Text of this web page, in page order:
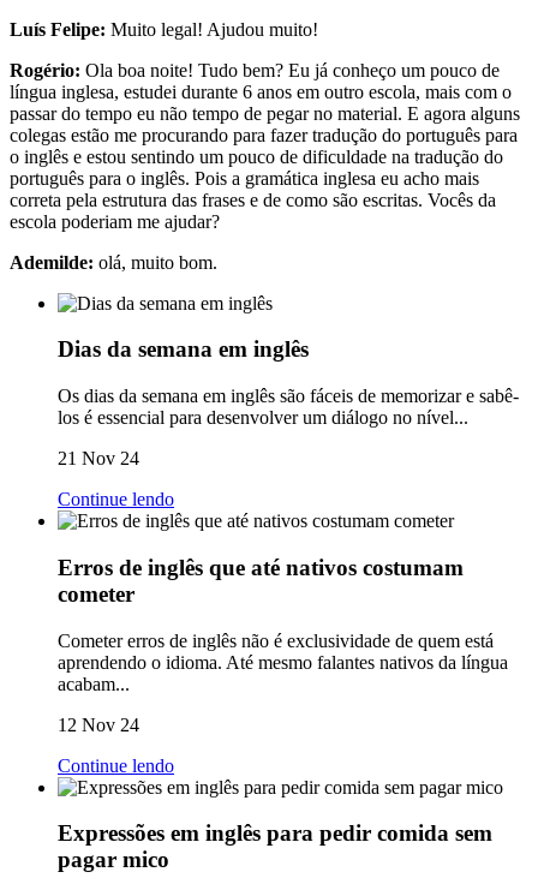
Luís Felipe: Muito legal! Ajudou muito!
Rogério: Ola boa noite! Tudo bem? Eu já conheço um pouco de
língua inglesa, estudei durante 6 anos em outro escola, mais com o
passar do tempo eu não tempo de pegar no material. E agora alguns
colegas estão me procurando para fazer tradução do português para
o inglês e estou sentindo um pouco de dificuldade na tradução do
português para o inglês. Pois a gramática inglesa eu acho mais
correta pela estrutura das frases e de como são escritas. Vocês da
escola poderiam me ajudar?
Ademilde: olá, muito bom.
Dias da semana em inglês
Os dias da semana em inglês são fáceis de memorizar e sabê-
los é essencial para desenvolver um diálogo no nível...
21 Nov 24
Continue lendo
Erros de inglês que até nativos costumam
cometer
Cometer erros de inglês não é exclusividade de quem está
aprendendo o idioma. Até mesmo falantes nativos da língua
acabam...
12 Nov 24
Continue lendo
Expressões em inglês para pedir comida sem
pagar mico